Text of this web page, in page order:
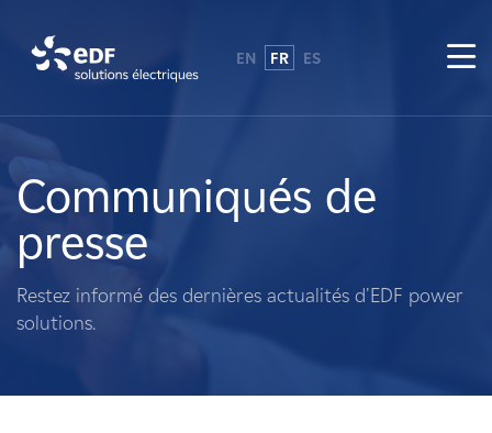
A propos de nous
Ce que nous faisons
Propriétaires fonciers
EN FR ES
Communiqués de
presse
Restez informé des dernières actualités d'EDF power
solutions.